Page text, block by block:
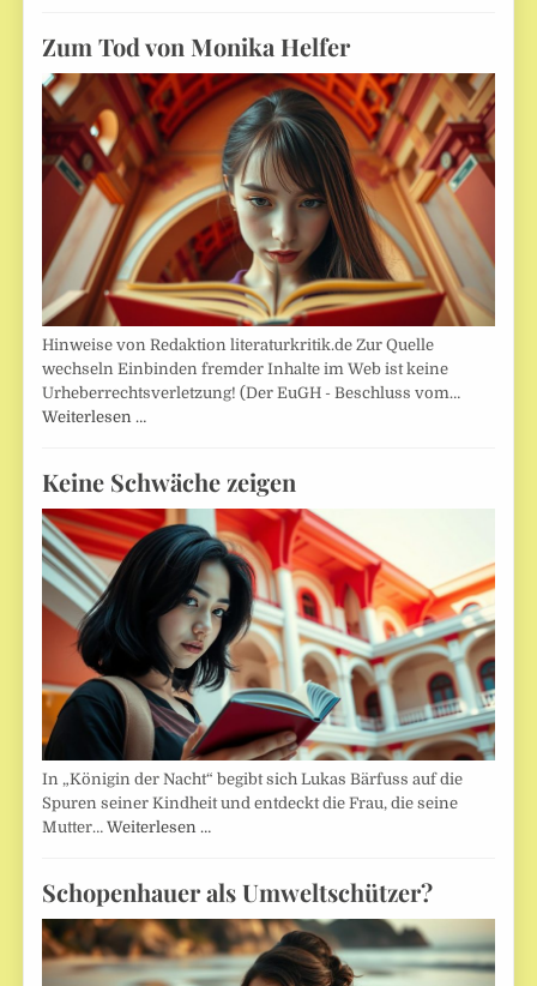
Zum Tod von Monika Helfer
Hinweise von Redaktion literaturkritik.de Zur Quelle
wechseln Einbinden fremder Inhalte im Web ist keine
Urheberrechtsverletzung! (Der EuGH - Beschluss vom…
Weiterlesen …
Keine Schwäche zeigen
In „Königin der Nacht“ begibt sich Lukas Bärfuss auf die
Spuren seiner Kindheit und entdeckt die Frau, die seine
Mutter…Weiterlesen …
Schopenhauer als Umweltschützer?